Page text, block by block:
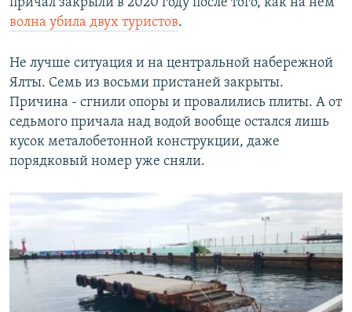
причал закрыли в 2020 году после того, как на нем
волна убила двух туристов.
Не лучше ситуация и на центральной набережной
Ялты. Семь из восьми пристаней закрыты.
Причина - сгнили опоры и провалились плиты. А от
седьмого причала над водой вообще остался лишь
кусок металобетонной конструкции, даже
порядковый номер уже сняли.